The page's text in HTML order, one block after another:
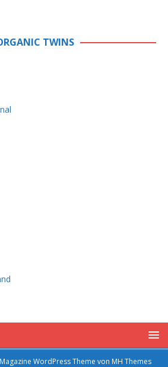
TWINS
WordPress Theme von MH Themes